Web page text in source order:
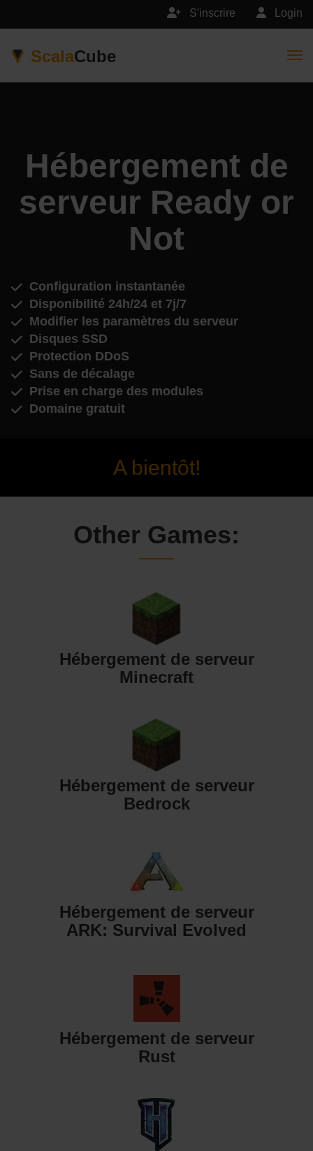
Login
S'inscrire
ScalaCube
Hébergement de
serveur Ready or
Not
Configuration instantanée
Disponibilité 24h/24 et 7j/7
Modifier les paramètres du serveur
Disques SSD
Protection DDoS
Sans de décalage
Prise en charge des modules
Domaine gratuit
A bientôt!
Other Games:
Hébergement de serveur
Minecraft
Hébergement de serveur
Bedrock
Hébergement de serveur
ARK: Survival Evolved
Hébergement de serveur
Rust